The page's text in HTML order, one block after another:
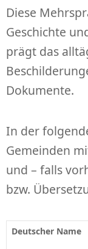
Diese
Geschichte
prägt das
Dokumente.
In der
Gemeinden
und – falls
bzw.
Deutscher Name